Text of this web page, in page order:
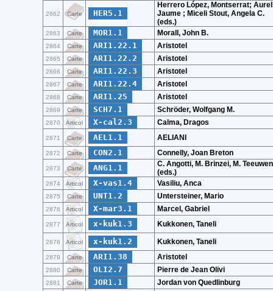
2862 Carte HER5.1
Herrero López, Montserrat;
Jaume ; Miceli Stout, Angela C.
(eds.)
2863 Carte MOR1.1 Morall, John B.
2864 Carte ARI1.22.1 Aristotel
2865 Carte ARI1.22.2 Aristotel
2866 Carte ARI1.22.3 Aristotel
2867 Carte ARI1.22.4 Aristotel
2868 Carte ARI1.25 Aristotel
2869 Carte SCH7.1 Schröder, Wolfgang M.
2870 Articol X-cal2.3 Calma, Dragos
2871 Carte AEL1.1 AELIANI
2872 Carte CON2.1 Connelly, Joan Breton
2873 Carte ANG1.1
C. Angotti, M. Brinzei, M. Teeuwen
(eds.)
2874 Articol X-vas1.4 Vasiliu, Anca
2875 Carte UNT1.2 Untersteiner, Mario
2876 Articol X-mar3.1 Marcel, Gabriel
2877 Articol x-kuk1.3 Kukkonen, Taneli
2878 Articol x-kuk1.2 Kukkonen, Taneli
2879 Carte ARI1.38 Aristotel
2880 Carte OLI2.7 Pierre de Jean Olivi
2881 Carte JOR1.1 Jordan von Quedlinburg